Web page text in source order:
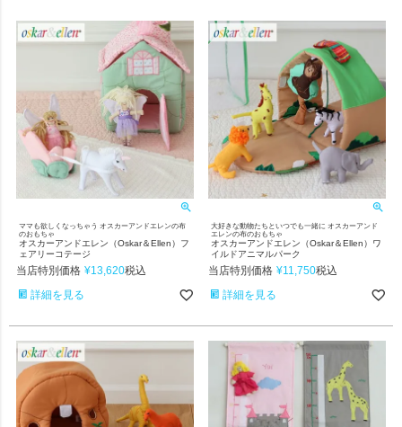
ママも欲しくなっちゃう オスカーアンドエレンの布
のおもちゃ
オスカーアンドエレン（Oskar＆Ellen）フ
ェアリーコテージ
当店特別価格 ¥13,620税込
詳細を見る
大好きな動物たちといつでも一緒に オスカーアンド
エレンの布のおもちゃ
オスカーアンドエレン（Oskar＆Ellen）ワ
イルドアニマルパーク
当店特別価格 ¥11,750税込
詳細を見る